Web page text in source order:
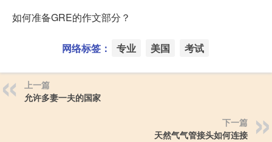
如何准备GRE的作文部分？
网络标签： 专业 美国 考试
上一篇
允许多妻一夫的国家
下一篇
天然气气管接头如何连接